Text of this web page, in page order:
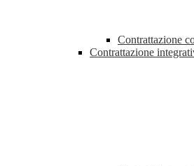
Contrattazione
Contrattazione